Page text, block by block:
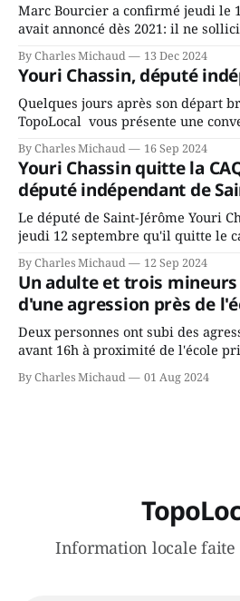
Marc Bourcier a confirmé jeudi le
avait annoncé dès 2021: il ne
mandat à titre de maire de Saint-
fait l’annonce en s’adressant aux
rassemblés en soirée pour leur
By Charles Michaud 13 Dec 2024
Youri Chassin, député
Quelques jours après son départ
TopoLocal vous présente une
Chassin. Nous avons causé de sa
depuis longtemps? Sera-t-il
ans? Joindrait-il un autre parti,
conservateurs d’Éric Duhaime?
By Charles Michaud 16 Sep 2024
Youri Chassin quitte la
député indépendant de
Le député de Saint-Jérôme Youri
jeudi 12 septembre qu'il quitte le
Avenir Québec de François
gouvernement de la CAQ, surtout
juge chronique, à offrir des
By Charles Michaud 12 Sep 2024
Un adulte et trois
d'une agression près de
Deux personnes ont subi des
avant 16h à proximité de l'école
le secteur Bellefeuille de Saint-
victimes aurait été écrasée sous un
By Charles Michaud 01 Aug 2024
Information locale faite